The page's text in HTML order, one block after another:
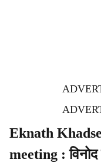
Eknath
meeting : विनोद